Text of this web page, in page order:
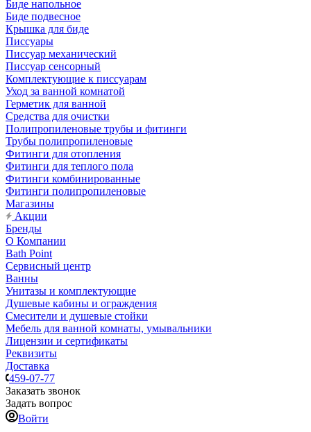
Биде напольное
Биде подвесное
Крышка для биде
Писсуары
Писсуар механический
Писсуар сенсорный
Комплектующие к писсуарам
Уход за ванной комнатой
Герметик для ванной
Средства для очистки
Полипропиленовые трубы и фитинги
Трубы полипропиленовые
Фитинги для отопления
Фитинги для теплого пола
Фитинги комбинированные
Фитинги полипропиленовые
Магазины
Акции
Бренды
О Компании
Bath Point
Сервисный центр
Ванны
Унитазы и комплектующие
Душевые кабины и ограждения
Смесители и душевые стойки
Мебель для ванной комнаты, умывальники
Лицензии и сертификаты
Реквизиты
Доставка
459-07-77
Заказать звонок
Задать вопрос
Войти